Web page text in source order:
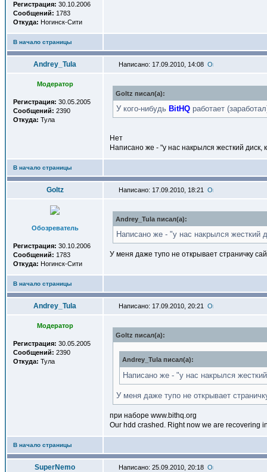
Регистрация: 30.10.2006
Сообщений: 1783
Откуда: Ногинск-Сити
В начало страницы
Andrey_Tula Написано: 17.09.2010, 14:08
Модератор
Регистрация: 30.05.2005
Сообщений: 2390
Откуда: Тула
Goltz писал(a):
У кого-нибудь BitHQ работает
Нет
Написано же - "у нас накрылся жесткий диск,
В начало страницы
Goltz Написано: 17.09.2010, 18:21
Обозреватель
Регистрация: 30.10.2006
Сообщений: 1783
Откуда: Ногинск-Сити
Andrey_Tula писал(a):
Написано же - "у нас накрылся жесткий
У меня даже тупо не открывает страничку
В начало страницы
Andrey_Tula Написано: 17.09.2010, 20:21
Модератор
Регистрация: 30.05.2005
Сообщений: 2390
Откуда: Тула
Goltz писал(a):
Andrey_Tula писал(a):
Написано же - "у нас накрылся
У меня даже тупо не открывает
при наборе www.bithq.org
Our hdd crashed. Right now we are recovering
В начало страницы
SuperNemo Написано: 25.09.2010, 20:18